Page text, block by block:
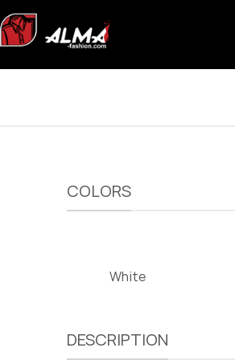
COLORS
White
DESCRIPTION